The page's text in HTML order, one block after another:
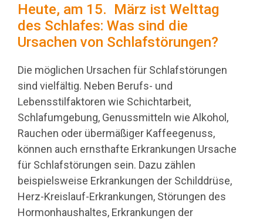
Heute, am 15. März ist Welttag
des Schlafes: Was sind die
Ursachen von Schlafstörungen?
Die möglichen Ursachen für Schlafstörungen
sind vielfältig. Neben Berufs- und
Lebensstilfaktoren wie Schichtarbeit,
Schlafumgebung, Genussmitteln wie Alkohol,
Rauchen oder übermäßiger Kaffeegenuss,
können auch ernsthafte Erkrankungen Ursache
für Schlafstörungen sein. Dazu zählen
beispielsweise Erkrankungen der Schilddrüse,
Herz-Kreislauf-Erkrankungen, Störungen des
Hormonhaushaltes, Erkrankungen der